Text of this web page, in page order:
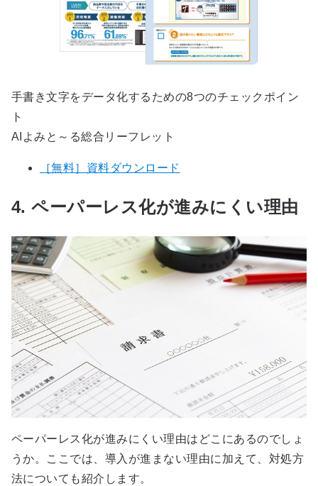
手書き文字をデータ化するための8つのチェックポイン
ト
AIよみと～る総合リーフレット
［無料］資料ダウンロード
4. ペーパーレス化が進みにくい理由
ペーパーレス化が進みにくい理由はどこにあるのでしょ
うか。ここでは、導入が進まない理由に加えて、対処方
法についても紹介します。